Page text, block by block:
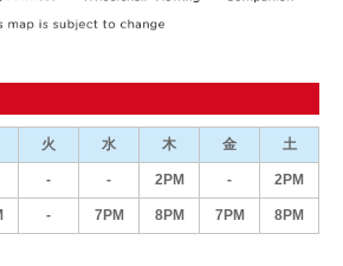
火 水 木 金 土
- - 2PM - 2PM
- 7PM 8PM 7PM 8PM